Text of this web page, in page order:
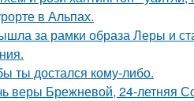
в Альпах.
за рамки образа Леры и
ты достался кому-либо.
веры Брежневой, 24-летняя